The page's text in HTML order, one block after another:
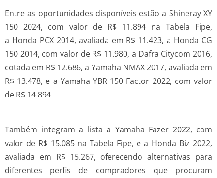
Entre as oportunidades disponíveis estão a Shineray XY
150 2024, com valor de R$ 11.894 na Tabela Fipe,
a Honda PCX 2014, avaliada em R$ 11.423, a Honda CG
150 2014, com valor de R$ 11.980, a Dafra Citycom 2016,
cotada em R$ 12.686, a Yamaha NMAX 2017, avaliada em
R$ 13.478, e a Yamaha YBR 150 Factor 2022, com valor
de R$ 14.894.
Também integram a lista a Yamaha Fazer 2022, com
valor de R$ 15.085 na Tabela Fipe, e a Honda Biz 2022,
avaliada em R$ 15.267, oferecendo alternativas para
diferentes perfis de compradores que procuram